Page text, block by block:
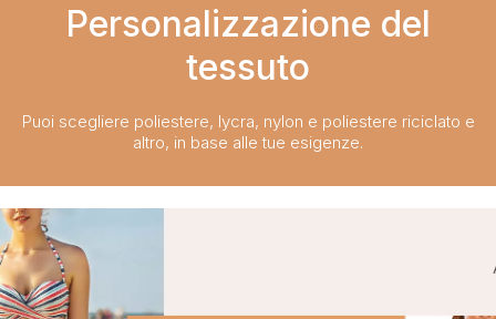
Personalizzazione del
tessuto​​​​​​​
Puoi scegliere poliestere, lycra, nylon e poliestere riciclato e
altro, in base alle tue esigenze.